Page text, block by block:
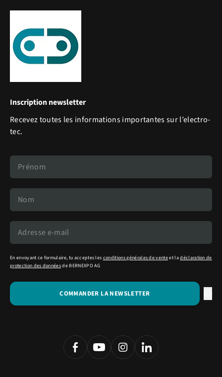
Inscription newsletter
Recevez toutes les informations importantes sur l’electro-
tec.
En envoyant ce formulaire, tu acceptes les conditions générales de venteet ladéclaration de
protection des donnéesde BERNEXPO AG